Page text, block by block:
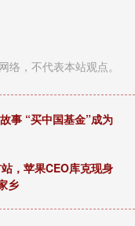
络，不代表本站观点。
事 “买中国基金”成为
，苹果CEO库克现身
乡